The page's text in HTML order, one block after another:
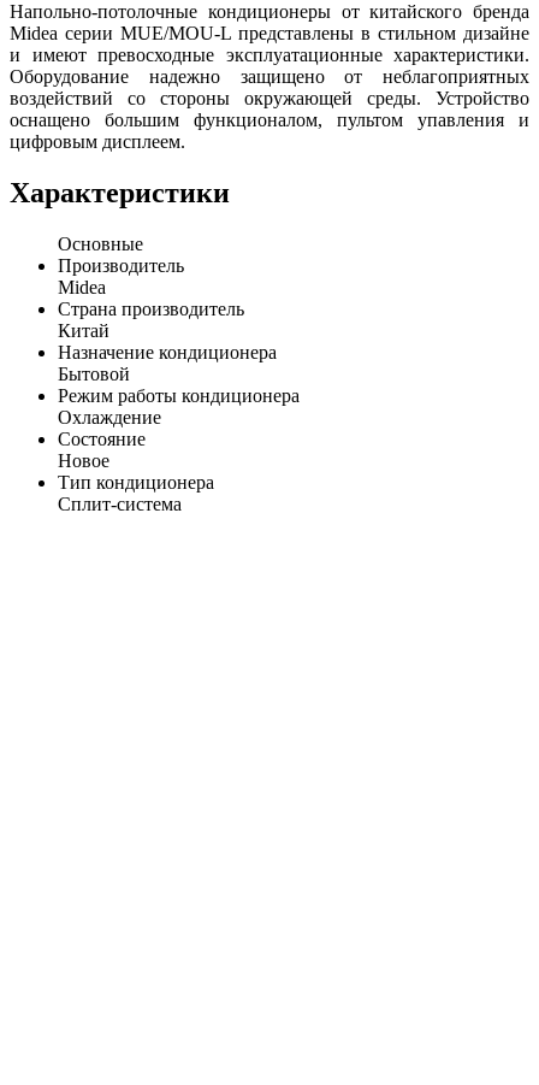
Напольно-потолочные кондиционеры от китайского бренда
Midea серии MUE/MOU-L представлены в стильном дизайне
и имеют превосходные эксплуатационные характеристики.
Оборудование надежно защищено от неблагоприятных
воздействий со стороны окружающей среды. Устройство
оснащено большим функционалом, пультом упавления и
цифровым дисплеем.
Характеристики
Основные
Производитель
Midea
Страна производитель
Китай
Назначение кондиционера
Бытовой
Режим работы кондиционера
Охлаждение
Состояние
Новое
Тип кондиционера
Сплит-система